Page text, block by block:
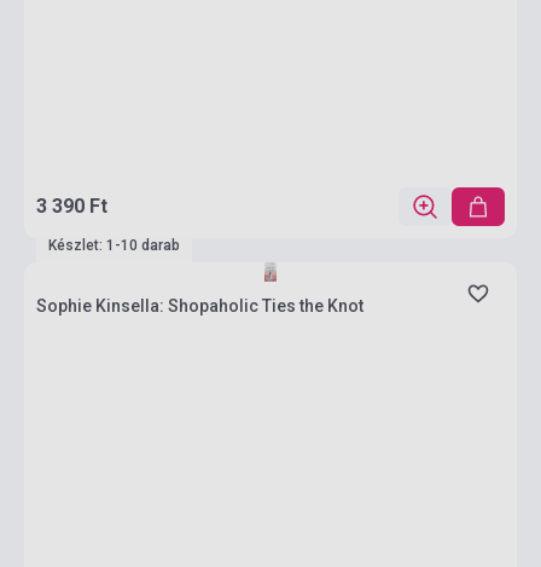
3 390 Ft
Készlet: 1-10 darab
Sophie Kinsella: Shopaholic Ties the Knot